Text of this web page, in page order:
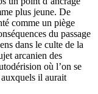
plus jeune. De
comme un piège
du passage
dans le culte de la
arcanien des
où l’on se
il aurait